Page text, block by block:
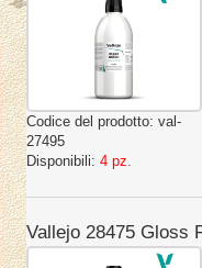
Codice del prodotto: val-
27495
Disponibili: 4 pz.
Vallejo 28475 Gloss